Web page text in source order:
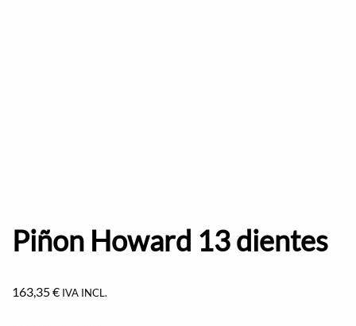
Piñon Howard 13 dientes
163,35€ IVA INCL.